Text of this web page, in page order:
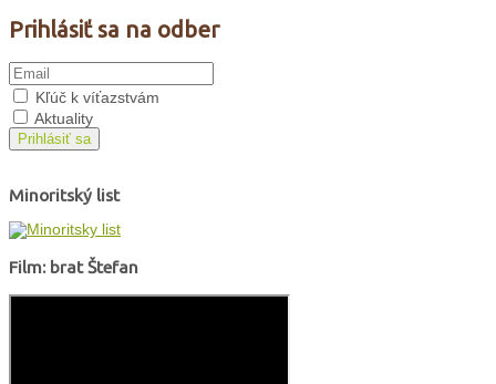
Prihlásiť sa na odber
Kľúč k víťazstvám
Aktuality
Prihlásiť sa
Minoritský list
Film: brat Štefan